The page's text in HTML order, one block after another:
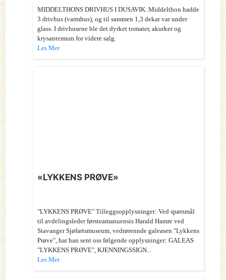
MIDDELTHONS DRIVHUS I DUSAVIK. Middelthon hadde
3 drivhus (varmhus), og til sammen 1,3 dekar var under
glass. I drivhusene ble det dyrket tomater, akurker og
krysantemum for videre salg.
Les Mer
«LYKKENS PRØVE»
"LYKKENS PRØVE" Tilleggsopplysninger: Ved spørsmål
til avdelingsleder førsteamanuensis Harald Hamre ved
Stavanger Sjøfartsmuseum, vedrørennde galeasen "Lykkens
Prøve", har han sent oss følgende opplysninger: GALEAS
"LYKKENS PRØVE", KJENNINGSSIGN...
Les Mer